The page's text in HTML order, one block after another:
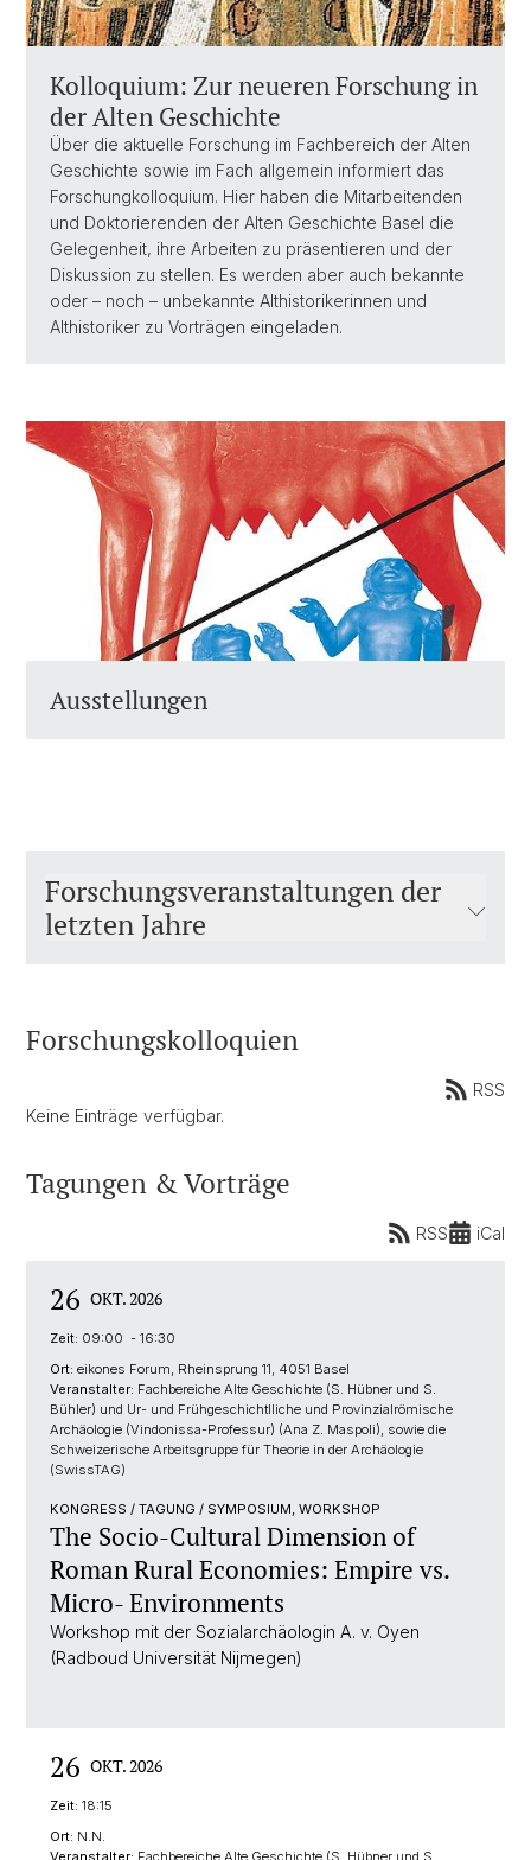
Kolloquium: Zur neueren Forschung in
der Alten Geschichte
Über die aktuelle Forschung im Fachbereich der Alten
Geschichte sowie im Fach allgemein informiert das
Forschungkolloquium. Hier haben die Mitarbeitenden
und Doktorierenden der Alten Geschichte Basel die
Gelegenheit, ihre Arbeiten zu präsentieren und der
Diskussion zu stellen. Es werden aber auch bekannte
oder – noch – unbekannte Althistorikerinnen und
Althistoriker zu Vorträgen eingeladen.
Ausstellungen
Forschungsveranstaltungen der
letzten Jahre
Forschungskolloquien
RSS
Keine Einträge verfügbar.
Tagungen & Vorträge
RSS iCal
26 OKT. 2026
Zeit: 09:00 - 16:30
Ort: eikones Forum, Rheinsprung 11, 4051 Basel
Veranstalter: Fachbereiche Alte Geschichte (S. Hübner und S.
Bühler) und Ur- und Frühgeschichtlliche und Provinzialrömische
Archäologie (Vindonissa-Professur) (Ana Z. Maspoli), sowie die
Schweizerische Arbeitsgruppe für Theorie in der Archäologie
(SwissTAG)
KONGRESS / TAGUNG / SYMPOSIUM, WORKSHOP
The Socio-Cultural Dimension of
Roman Rural Economies: Empire vs.
Micro- Environments
Workshop mit der Sozialarchäologin A. v. Oyen
(Radboud Universität Nijmegen)
26 OKT. 2026
Zeit: 18:15
Ort: N.N.
Veranstalter: Fachbereiche Alte Geschichte (S. Hübner und S.